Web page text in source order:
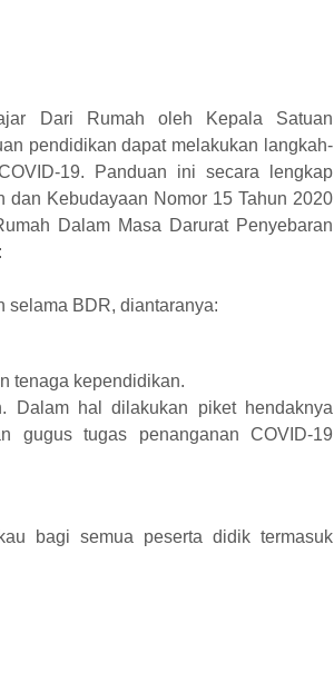
Dari Rumah oleh Kepala Satuan
pendidikan dapat melakukan langkah-
19.
Panduan ini secara lengkap
dan Kebudayaan Nomor 15 Tahun 2020
Dalam Masa Darurat Penyebaran
selama BDR, diantaranya:
tenaga kependidikan.
Dalam hal dilakukan piket hendaknya
gugus tugas penanganan COVID-19
bagi semua peserta didik termasuk